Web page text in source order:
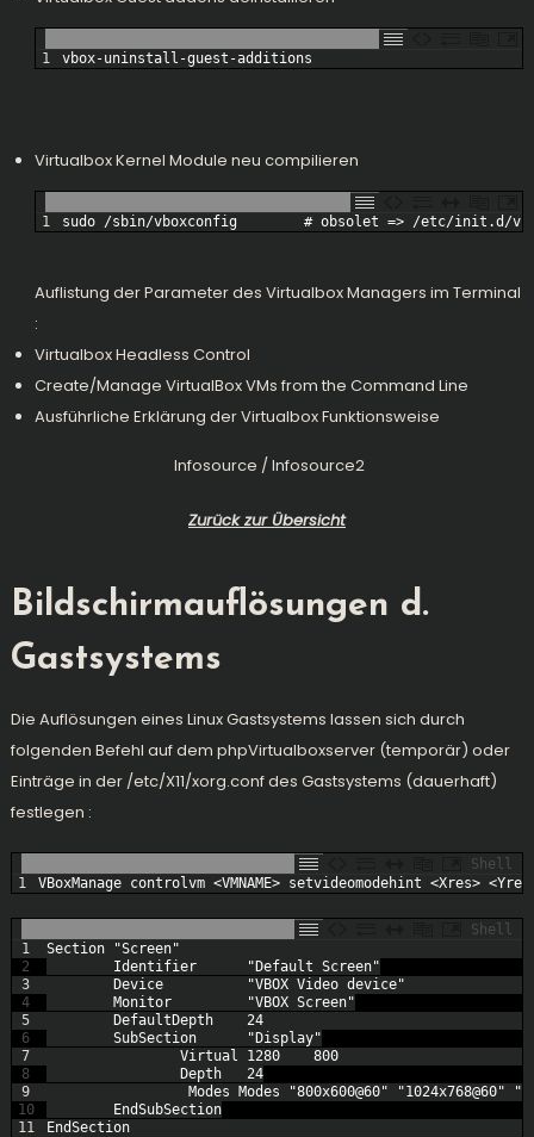
1 vbox-uninstall -guest -additions
Virtualbox Kernel Module neu compilieren
1 sudo /sbin/vboxconfig # obsolet => /etc/init.d/
Auflistung der Parameter des Virtualbox Managers im Terminal
:
Virtualbox Headless Control
Create/Manage VirtualBox VMs from the Command Line
Ausführliche Erklärung der Virtualbox Funktionsweise
Infosource /Infosource2
Zurück zur Übersicht
Bildschirmauflösungen d.
Gastsystems
Die Auflösungen eines Linux Gastsystems lassen sich durch
folgenden Befehl auf dem phpVirtualboxserver (temporär) oder
Einträge in der /etc/X11/xorg.conf des Gastsystems (dauerhaft)
festlegen :
Shell
1
VBoxManage controlvm <VMNAME> setvideomodehint <Xres> <Yres
Shell
1
2
3
4
5
6
7
8
9
10
11
Section
"Screen"
Identifier
"Default Screen"
Device
"VBOX Video device"
Monitor
"VBOX Screen"
DefaultDepth
24
SubSection
"Display"
Virtual
1280
800
Depth
24
Modes Modes "800x600@60" "1024x768@60"
EndSubSection
EndSection